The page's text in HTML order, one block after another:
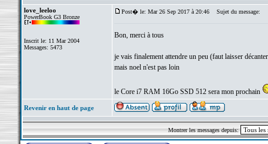
love_leeloo
PowerBook G3 Bronze
Inscrit le: 11 Mar 2004
Messages: 5473
Post� le: Mar 26 Sep 2017 à 20:46 Sujet du message:
Bon, merci à tous
je vais finalement attendre un peu (faut laisser
mais noel n'est pas loin
le Core i7 RAM 16Go SSD 512 sera mon prochain
Revenir en haut de page
Montrer les messages depuis: